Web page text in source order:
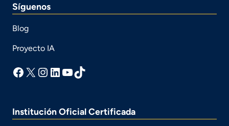
Síguenos
Blog
Proyecto IA
facebook
X Instagram
LinkedIn
YouTube
TikTok
Institución Oficial Certificada